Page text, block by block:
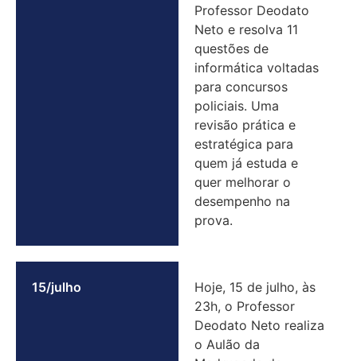
Professor Deodato
Neto e resolva 11
questões de
informática voltadas
para concursos
policiais. Uma
revisão prática e
estratégica para
quem já estuda e
quer melhorar o
desempenho na
prova.
15/julho
Hoje, 15 de julho, às
23h, o Professor
Deodato Neto realiza
o Aulão da